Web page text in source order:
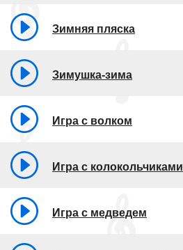
Зимняя пляска
Зимушка-зима
Игра с волком
Игра с колокольчиками
Игра с медведем